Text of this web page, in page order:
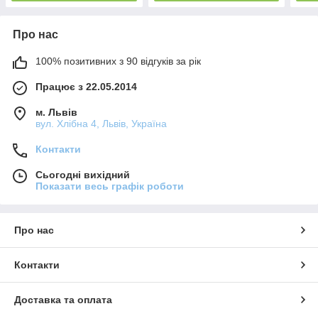
Про нас
100% позитивних з 90 відгуків за рік
Працює з 22.05.2014
м. Львів
вул. Хлібна 4, Львів, Україна
Контакти
Сьогодні вихідний
Показати весь графік роботи
Про нас
Контакти
Доставка та оплата